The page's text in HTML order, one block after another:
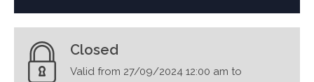
Closed
Valid from 27/09/2024 12:00 am to